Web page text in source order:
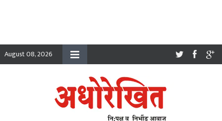
August 08, 2026